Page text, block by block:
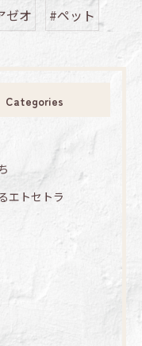
ゼオ #ペット
Categories
エトセトラ